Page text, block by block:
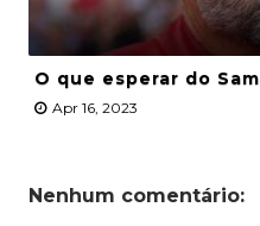
O que esperar do
Apr 16, 2023
Nenhum comentário: